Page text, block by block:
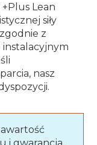
Lean
siły
z
nasz